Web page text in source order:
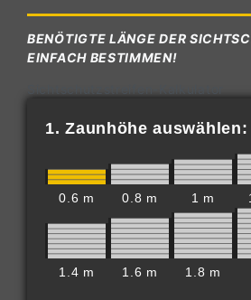
BENÖTIGTE LÄNGE DER
EINFACH BESTIMMEN!
1. Zaunhöhe auswählen:
0.6 m 0.8 m 1 m
1.4 m 1.6 m 1.8 m